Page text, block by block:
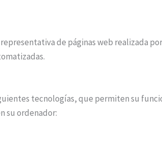
de páginas web realizada
tecnologías, que permiten su
su ordenador: